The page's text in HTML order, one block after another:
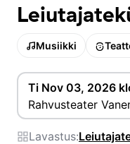
Musiikki
Ti Nov 03, 2026
Rahvusteater
Lavastus: